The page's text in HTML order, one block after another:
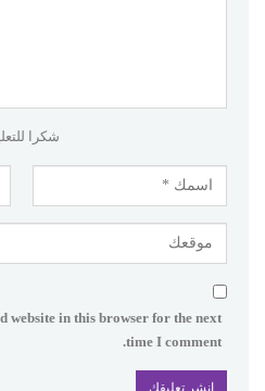
شكرا
website in this browser for the next
time I comment.